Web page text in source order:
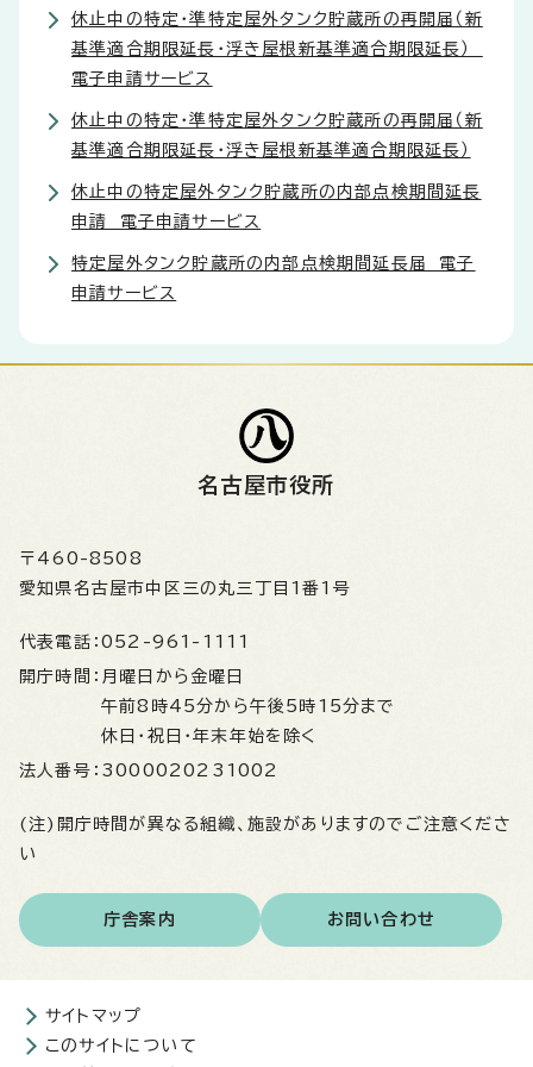
休止中の特定・準特定屋外タンク貯蔵所の再開届（新
基準適合期限延長・浮き屋根新基準適合期限延長）
電子申請サービス
休止中の特定・準特定屋外タンク貯蔵所の再開届（新
基準適合期限延長・浮き屋根新基準適合期限延長）
休止中の特定屋外タンク貯蔵所の内部点検期間延長
申請 電子申請サービス
特定屋外タンク貯蔵所の内部点検期間延長届 電子
申請サービス
名古屋市役所
〒460-8508
愛知県名古屋市中区三の丸三丁目1番1号
代表電話： 052-961-1111
開庁時間： 月曜日から金曜日
午前8時45分から午後5時15分まで
休日・祝日・年末年始を除く
法人番号： 3000020231002
(注)開庁時間が異なる組織、施設がありますのでご注意くださ
い
庁舎案内 お問い合わせ
サイトマップ
このサイトについて